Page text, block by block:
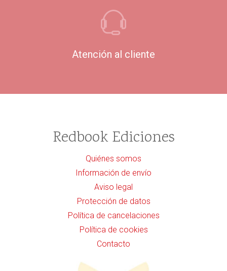
Atención al cliente
Redbook Ediciones
Quiénes somos
Información de envío
Aviso legal
Protección de datos
Política de cancelaciones
Política de cookies
Contacto